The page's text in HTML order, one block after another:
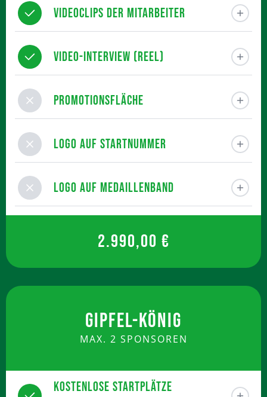
Videoclips der Mitarbeiter
Video-Interview (Reel)
Promotionsfläche
Logo auf Startnummer
Logo auf Medaillenband
2.990,00 €
GIPFEL-KÖNIG
MAX. 2 SPONSOREN
Kostenlose Startplätze